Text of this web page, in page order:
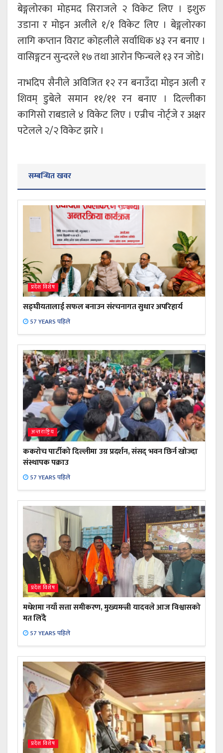
बेङ्गलोरका मोहमद सिराजले २ विकेट लिए । इशुरु
उडाना र मोइन अलीले १/१ विकेट लिए । बेङ्गलोरका
लागि कप्तान विराट कोहलीले सर्वाधिक ४३ रन बनाए ।
वासिङ्गटन सुन्दरले १७ तथा आरोन फिन्चले १३ रन जोडे।
नाभदिप सैनीले अविजित १२ रन बनाउँदा मोइन अली र
शिवम् डुबेले समान ११/११ रन बनाए । दिल्लीका
कागिसो राबडाले ४ विकेट लिए । एन्रीच नोर्ट्जे र अक्षर
पटेलले २/२ विकेट झारे ।
सम्बन्धित खवर
प्रदेश विशेष
सङ्घीयतालाई सफल बनाउन संरचनागत सुधार अपरिहार्य
57 YEARS पहिले
अन्तराष्ट्रिय
ककरोच पार्टीको दिल्लीमा उग्र प्रदर्शन, संसद् भवन छिर्न खोज्दा
संस्थापक पक्राउ
57 YEARS पहिले
प्रदेश विशेष
मधेशमा नयाँ सत्ता समीकरण, मुख्यमन्त्री यादवले आज विश्वासको
मत लिँदै
57 YEARS पहिले
प्रदेश विशेष